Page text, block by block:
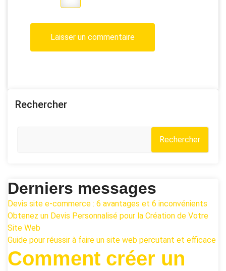
Rechercher
Rechercher
Derniers messages
Devis site e-commerce : 6 avantages et 6 inconvénients
Obtenez un Devis Personnalisé pour la Création de Votre
Site Web
Guide pour réussir à faire un site web percutant et efficace
Comment créer un